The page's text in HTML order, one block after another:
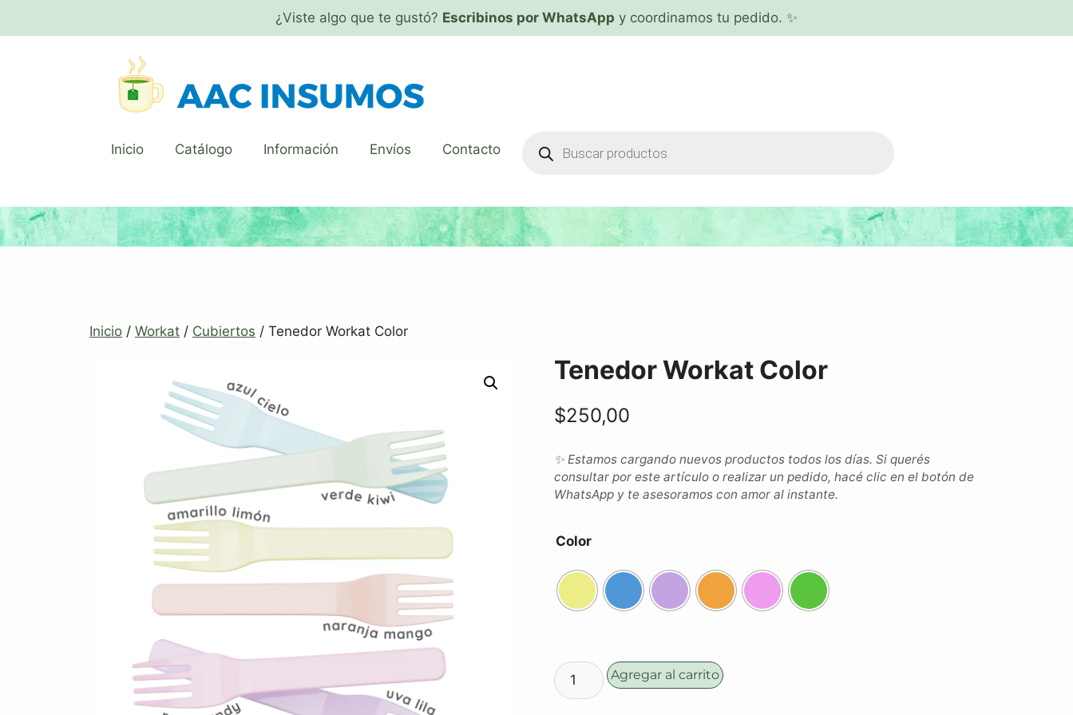
¿Viste algo que te gustó? Escribinos por WhatsApp y coordinamos tu pedido. ✨
Inicio Catálogo Información Envíos Contacto
Inicio / Workat / Cubiertos / Tenedor Workat Color
Tenedor Workat Color
$250,00
✨ Estamos cargando nuevos productos todos los días. Si querés
consultar por este artículo o realizar un pedido, hacé clic en el botón de
WhatsApp y te asesoramos con amor al instante.
Color
Agregar al carrito